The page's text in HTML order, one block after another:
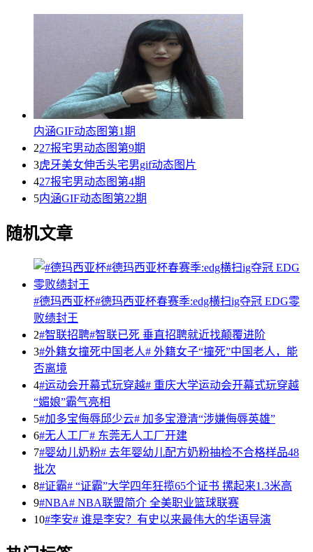
内涵GIF动态图第1期
227报宅男动态图第9期
3虎牙美女伸舌头宅男gif动态图片
427报宅男动态图第4期
5内涵GIF动态图第22期
随机文章
#德玛西亚杯#德玛西亚杯春赛季:edg横扫ig夺冠 EDG零
败绩封王
2#智联招聘#智联已死 垂直招聘就近找颠覆进阶
3#外籍女撞死中国老人# 外籍女子“撞死”中国老人，能
否离境
4#运动会开幕式玩穿越# 重庆大学运动会开幕式玩穿越
“媚娘”霸气亮相
5#加多宝侮辱邱少云# 加多宝澄清“涉嫌侮辱英雄”
6#无人工厂# 东莞无人工厂开建
7#婴幼儿奶粉# 去年婴幼儿配方奶粉抽检不合格样品48
批次
8#证霸# “证霸”大学四年狂揽65个证书 摞起来1.3米高
9#NBA# NBA联盟简介 全美职业篮球联赛
10#李安# 谁是李安？有史以来最伟大的华语导演